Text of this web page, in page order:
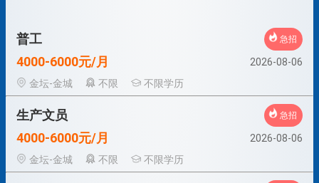
普工 急招
4000-6000元/月
2026-08-06
金坛-金城
不限 不限学历
生产文员 急招
4000-6000元/月
2026-08-06
金坛-金城
不限 不限学历